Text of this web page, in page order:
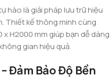
hào là giải pháp lưu trữ hiệu
Thiết kế thông minh cùng
H2000 mm giúp bạn dễ dàng
gian hiệu quả.
Đảm Bảo Độ Bền